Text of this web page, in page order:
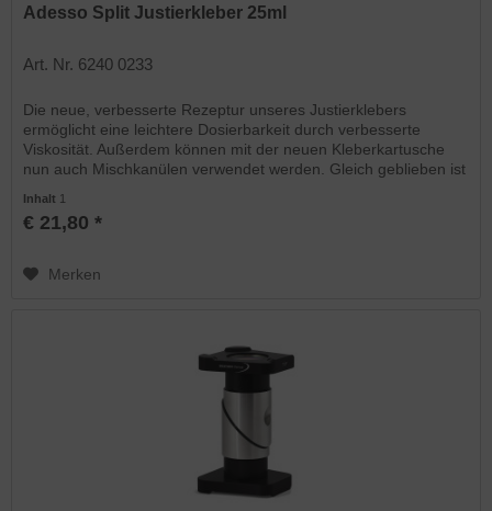
Adesso Split Justierkleber 25ml
Art. Nr. 6240 0233
Die neue, verbesserte Rezeptur unseres Justierklebers
ermöglicht eine leichtere Dosierbarkeit durch verbesserte
Viskosität. Außerdem können mit der neuen Kleberkartusche
nun auch Mischkanülen verwendet werden. Gleich geblieben ist
Inhalt 1
€ 21,80 *
Merken